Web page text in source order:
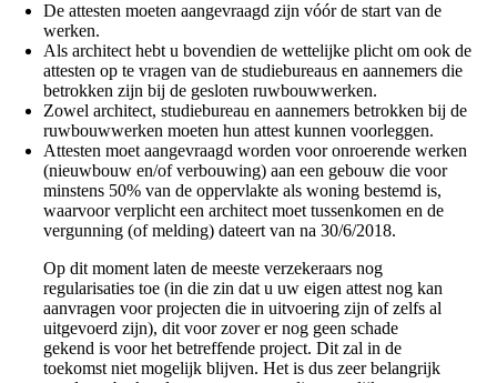
De attesten moeten aangevraagd zijn vóór de start van de
werken.
Als architect hebt u bovendien de wettelijke plicht om ook de
attesten op te vragen van de studiebureaus en aannemers die
betrokken zijn bij de gesloten ruwbouwwerken.
Zowel architect, studiebureau en aannemers betrokken bij de
ruwbouwwerken moeten hun attest kunnen voorleggen.
Attesten moet aangevraagd worden voor onroerende werken
(nieuwbouw en/of verbouwing) aan een gebouw die voor
minstens 50% van de oppervlakte als woning bestemd is,
waarvoor verplicht een architect moet tussenkomen en de
vergunning (of melding) dateert van na 30/6/2018.
Op dit moment laten de meeste verzekeraars nog
regularisaties toe (in die zin dat u uw eigen attest nog kan
aanvragen voor projecten die in uitvoering zijn of zelfs al
uitgevoerd zijn), dit voor zover er nog geen schade
gekend is voor het betreffende project. Dit zal in de
toekomst niet mogelijk blijven. Het is dus zeer belangrijk